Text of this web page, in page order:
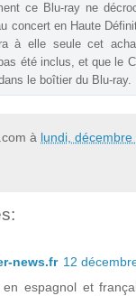
ce Blu-ray ne
concert en Haute
à elle seule cet
été inclus, et que le
le boîtier du Blu-ray.
à lundi, décembre
news.fr 12
en espagnol et